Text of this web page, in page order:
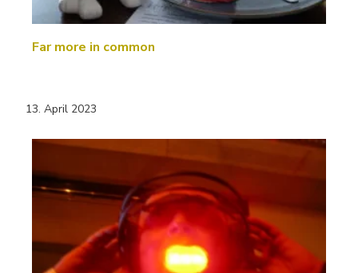
Far more in common
13. April 2023